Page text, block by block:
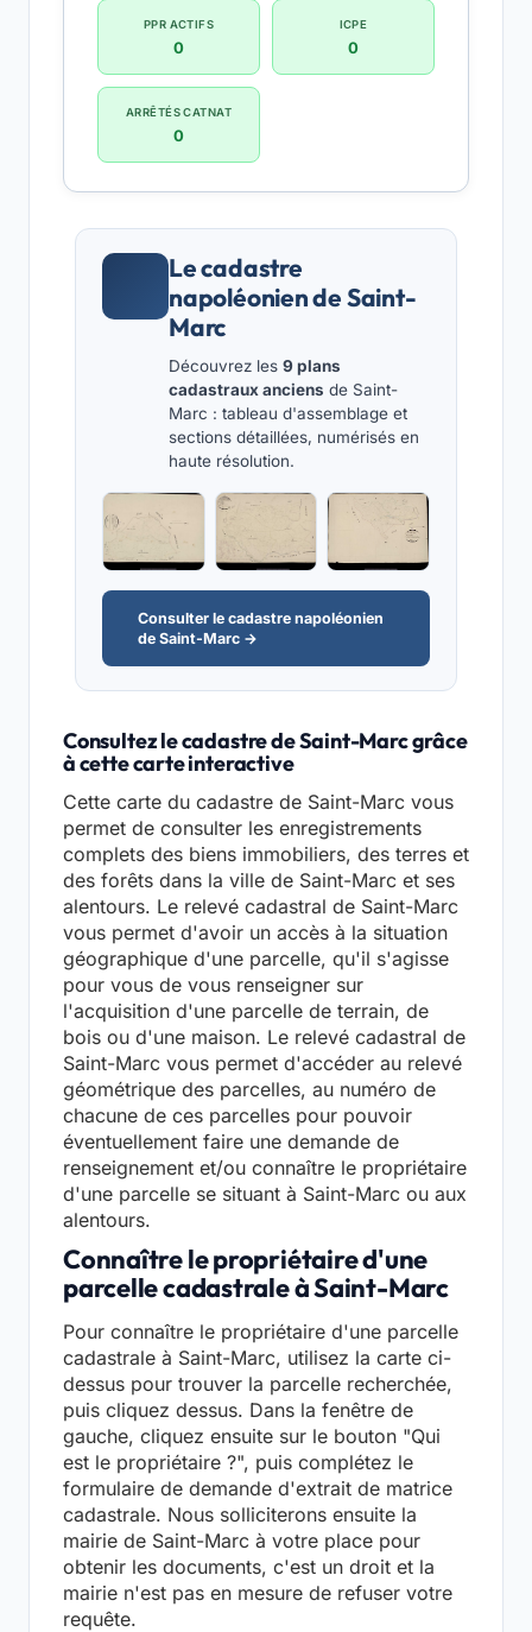
PPR ACTIFS
0
ICPE
0
ARRÊTÉS CATNAT
0
Le cadastre
napoléonien de Saint-
Marc
Découvrez les 9 plans
cadastraux anciens de Saint-
Marc : tableau d'assemblage et
sections détaillées, numérisés en
haute résolution.
Consulter le cadastre napoléonien
de Saint-Marc →
Consultez le cadastre de Saint-Marc grâce
à cette carte interactive
Cette carte du cadastre de Saint-Marc vous
permet de consulter les enregistrements
complets des biens immobiliers, des terres et
des forêts dans la ville de Saint-Marc et ses
alentours. Le relevé cadastral de Saint-Marc
vous permet d'avoir un accès à la situation
géographique d'une parcelle, qu'il s'agisse
pour vous de vous renseigner sur
l'acquisition d'une parcelle de terrain, de
bois ou d'une maison. Le relevé cadastral de
Saint-Marc vous permet d'accéder au relevé
géométrique des parcelles, au numéro de
chacune de ces parcelles pour pouvoir
éventuellement faire une demande de
renseignement et/ou connaître le propriétaire
d'une parcelle se situant à Saint-Marc ou aux
alentours.
Connaître le propriétaire d'une
parcelle cadastrale à Saint-Marc
Pour connaître le propriétaire d'une parcelle
cadastrale à Saint-Marc, utilisez la carte ci-
dessus pour trouver la parcelle recherchée,
puis cliquez dessus. Dans la fenêtre de
gauche, cliquez ensuite sur le bouton "Qui
est le propriétaire ?", puis complétez le
formulaire de demande d'extrait de matrice
cadastrale. Nous solliciterons ensuite la
mairie de Saint-Marc à votre place pour
obtenir les documents, c'est un droit et la
mairie n'est pas en mesure de refuser votre
requête.